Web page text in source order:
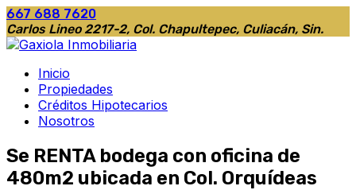
667 688 7620
Carlos Lineo 2217-2, Col. Chapultepec, Culiacán, Sin.
Inicio
Propiedades
Créditos Hipotecarios
Nosotros
Se RENTA bodega con oficina de
480m2 ubicada en Col. Orquídeas